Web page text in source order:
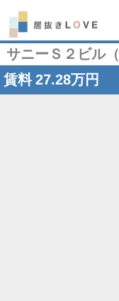
サニーＳ２ビル（
賃料 27.28万円